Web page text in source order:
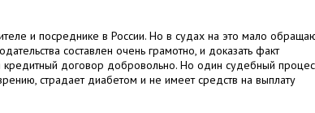
и посреднике в России. Но в судах на это мало
составлен очень грамотно, и доказать факт
договор добровольно. Но один судебный
страдает диабетом и не имеет средств на выплату